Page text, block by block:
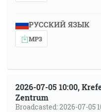
РУССКИЙ ЯЗЫК
MP3
2026-07-05 10:00,
Zentrum
Broadcasted: 2026-07-05